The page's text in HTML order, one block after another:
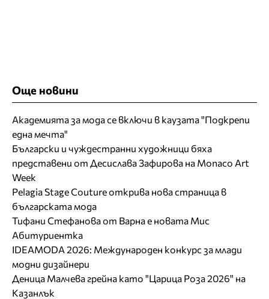
Още новини
Академията за мода се включи в каузата "Подкрепи
една мечта"
Български и чуждестранни художници бяха
представени от Десислава Зафирова на Monaco Art
Week
Pelagia Stage Couture открива нова страница в
българската мода
Тифани Стефанова от Варна е новата Мис
Абитуриентка
IDEAMODA 2026: Международен конкурс за млади
модни дизайнери
Деница Малчева грейна като "Царица Роза 2026" на
Казанлък